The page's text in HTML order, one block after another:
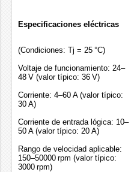
Especificaciones eléctricas
(Condiciones: Tj = 25 °C)
Voltaje de funcionamiento: 24–
48 V (valor típico: 36 V)
Corriente: 4–60 A (valor típico:
30 A)
Corriente de entrada lógica: 10–
50 A (valor típico: 20 A)
Rango de velocidad aplicable:
150–50000 rpm (valor típico:
3000 rpm)